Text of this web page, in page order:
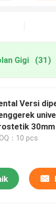
Gigi (31)
Versi
：10 pcs